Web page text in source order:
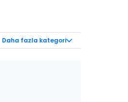
Daha fazla kategori